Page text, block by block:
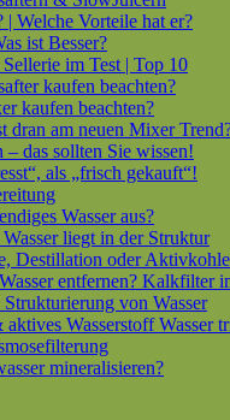
| Welche Vorteile hat er?
ist Besser?
im Test | Top 10
kaufen beachten?
kaufen beachten?
dran am neuen Mixer
das sollten Sie wissen!
als „frisch gekauft“!
Wasser aus?
liegt in der Struktur
Destillation oder
entfernen? Kalkfilter
von Wasser
Wasserstoff Wasser
mineralisieren?